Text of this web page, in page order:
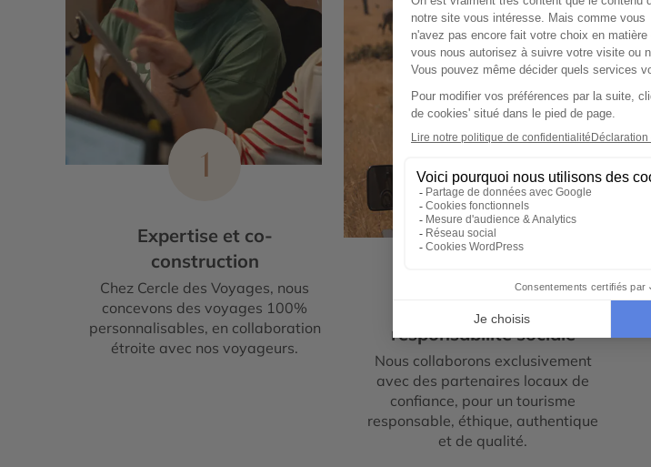
1
Expertise et co-
construction
Chez Cercle des Voyages, nous
concevons des voyages 100%
personnalisables, en collaboration
étroite avec nos voyageurs.
2
Engagement local et
responsabilité sociale
Nous collaborons exclusivement
avec des partenaires locaux de
confiance, pour un tourisme
responsable, éthique, authentique
et de qualité.